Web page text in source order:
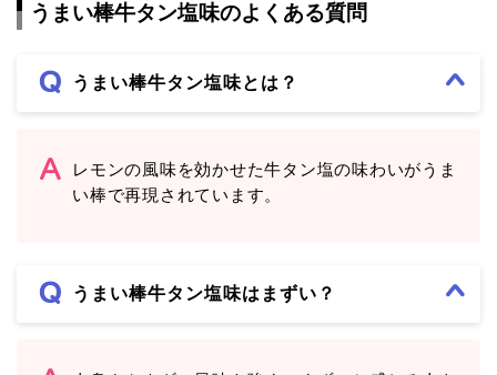
うまい棒牛タン塩味のよくある質問
うまい棒牛タン塩味とは？
レモンの風味を効かせた牛タン塩の味わいがうま
い棒で再現されています。
うまい棒牛タン塩味はまずい？